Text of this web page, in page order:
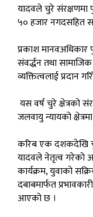
यादवले चुरे संरक्षणमा
५० हजार नगदसहित
प्रकाश मानवअधिकार
संवर्द्धन तथा
व्यक्तित्वलाई प्रदान
यस वर्ष चुरे क्षेत्रको
जलवायु न्यायको
करिब एक दशकदेखि
यादवले नेतृत्व गरेको
कार्यक्रम, युवाको
दबाबमार्फत
आएको छ ।